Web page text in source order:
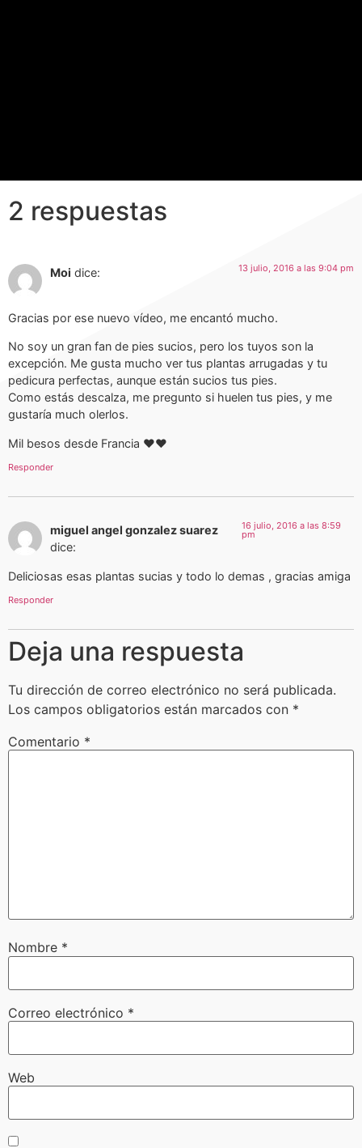
2 respuestas
Moi dice: 13 julio, 2016 a las 9:04 pm
Gracias por ese nuevo vídeo, me encantó mucho.
No soy un gran fan de pies sucios, pero los tuyos son la
excepción. Me gusta mucho ver tus plantas arrugadas y tu
pedicura perfectas, aunque están sucios tus pies.
Como estás descalza, me pregunto si huelen tus pies, y me
gustaría much olerlos.
Mil besos desde Francia ♥♥
Responder
miguel angel gonzalez suarez
dice:
16 julio, 2016 a las 8:59
pm
Deliciosas esas plantas sucias y todo lo demas , gracias amiga
Responder
Deja una respuesta
Tu dirección de correo electrónico no será publicada.
Los campos obligatorios están marcados con *
Comentario *
Nombre *
Correo electrónico *
Web